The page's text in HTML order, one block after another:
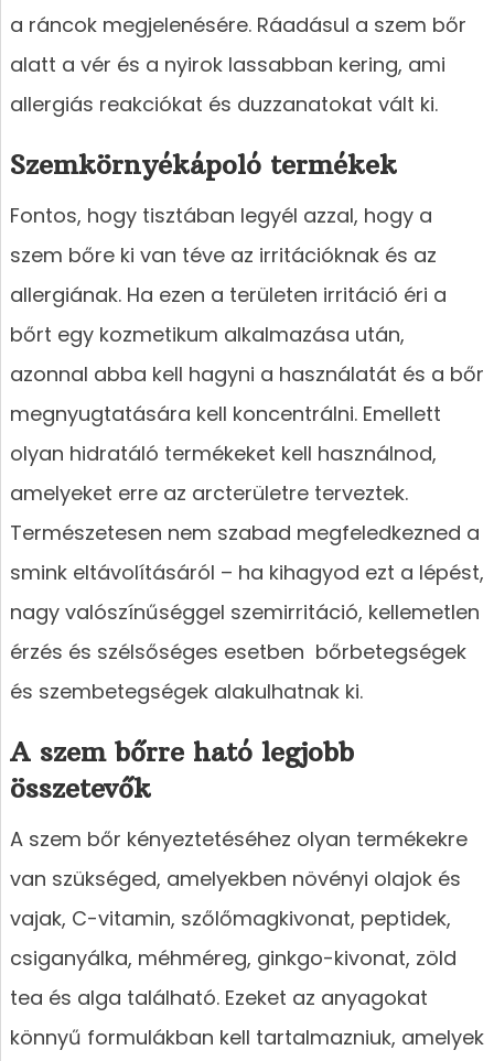
a ráncok megjelenésére. Ráadásul a szem bőr
alatt a vér és a nyirok lassabban kering, ami
allergiás reakciókat és duzzanatokat vált ki.
Szemkörnyékápoló termékek
Fontos, hogy tisztában legyél azzal, hogy a
szem bőre ki van téve az irritációknak és az
allergiának. Ha ezen a területen irritáció éri a
bőrt egy kozmetikum alkalmazása után,
azonnal abba kell hagyni a használatát és a bőr
megnyugtatására kell koncentrálni. Emellett
olyan hidratáló termékeket kell használnod,
amelyeket erre az arcterületre terveztek.
Természetesen nem szabad megfeledkezned a
smink eltávolításáról – ha kihagyod ezt a lépést,
nagy valószínűséggel szemirritáció, kellemetlen
érzés és szélsőséges esetben bőrbetegségek
és szembetegségek alakulhatnak ki.
A szem bőrre ható legjobb
összetevők
A szem bőr kényeztetéséhez olyan termékekre
van szükséged, amelyekben növényi olajok és
vajak, C-vitamin, szőlőmagkivonat, peptidek,
csiganyálka, méhméreg, ginkgo-kivonat, zöld
tea és alga található. Ezeket az anyagokat
könnyű formulákban kell tartalmazniuk, amelyek